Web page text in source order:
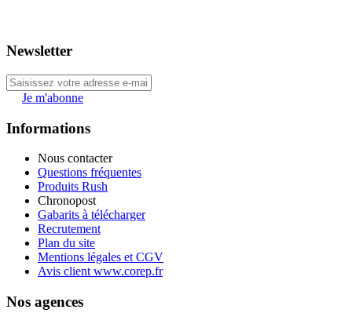
Newsletter
Je m'abonne
Informations
Nous contacter
Questions fréquentes
Produits Rush
Chronopost
Gabarits à télécharger
Recrutement
Plan du site
Mentions légales et CGV
Avis client www.corep.fr
Nos agences